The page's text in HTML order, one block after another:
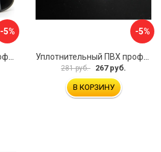
-5% -5%
281 руб. 267 руб.
В КОРЗИНУ